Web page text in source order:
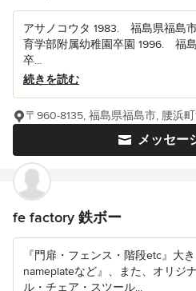
アサノコウタ 1983. 福島県福島
育学部附属幼稚園卒園 1996. 福
卒...
続きを読む
メッセー
〒960-8135, 福島県福島市, 腰浜町
fe factory 鉄ボー
『門扉・フェンス・階段etc』大
nameplateなど』、また、オリジ
ル・チェア・スツール...